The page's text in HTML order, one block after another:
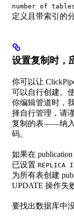
number of
定义且带索引的
设置复制时，
你可以让
可以自行创建。
你编辑管道时，
择自行管理，请
复制的表——纳入
码。
如果在
已设置 REPLICA
为所有表创建
UPDATE 操作失
要找出数据库中